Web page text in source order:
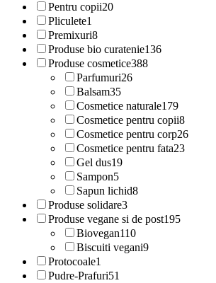
Pentru copii20
Pliculete1
Premixuri8
Produse bio curatenie136
Produse cosmetice388
Parfumuri26
Balsam35
Cosmetice naturale179
Cosmetice pentru copii8
Cosmetice pentru corp26
Cosmetice pentru fata23
Gel dus19
Sampon5
Sapun lichid8
Produse solidare3
Produse vegane si de post195
Biovegan110
Biscuiti vegani9
Protocoale1
Pudre-Prafuri51